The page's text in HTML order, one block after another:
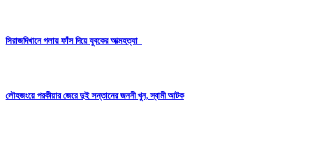
সিরাজদিখানে গলায় ফাঁস দিয়ে যুবকের আত্মহত্যা
লৌহজংয়ে পরকীয়ার জেরে দুই সন্তানের জননী খুন, স্বামী আটক